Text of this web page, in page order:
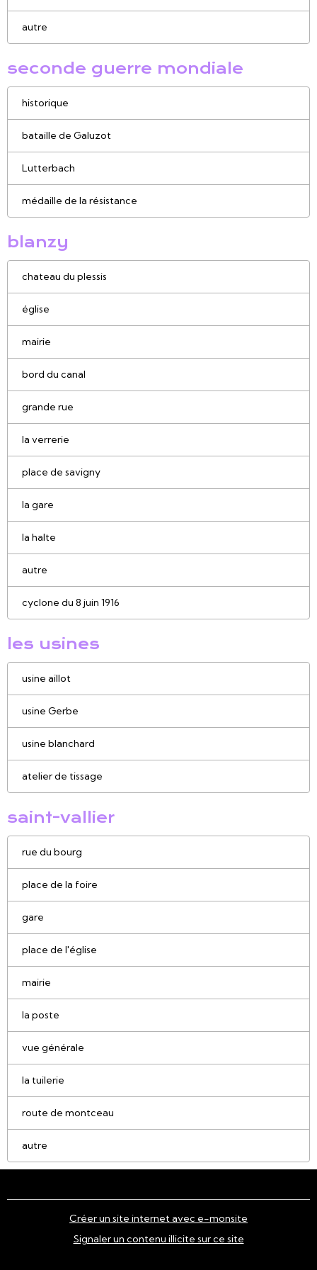
autre
seconde guerre mondiale
historique
bataille de Galuzot
Lutterbach
médaille de la résistance
blanzy
chateau du plessis
église
mairie
bord du canal
grande rue
la verrerie
place de savigny
la gare
la halte
autre
cyclone du 8 juin 1916
les usines
usine aillot
usine Gerbe
usine blanchard
atelier de tissage
saint-vallier
rue du bourg
place de la foire
gare
place de l'église
mairie
la poste
vue générale
la tuilerie
route de montceau
autre
Créer un site internet avec e-monsite
Signaler un contenu illicite sur ce site